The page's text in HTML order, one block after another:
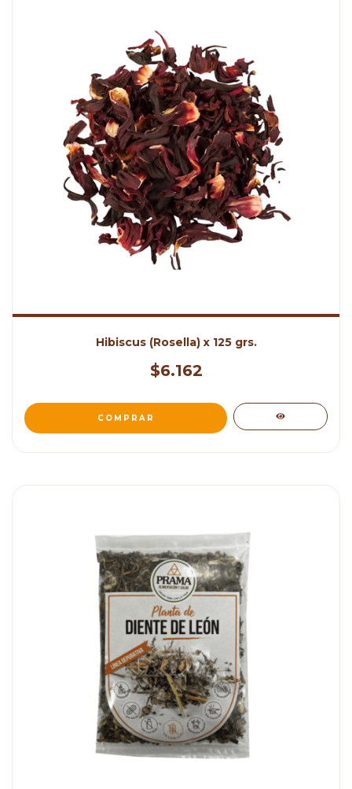
Hibiscus (Rosella) x 125 grs.
$6.162